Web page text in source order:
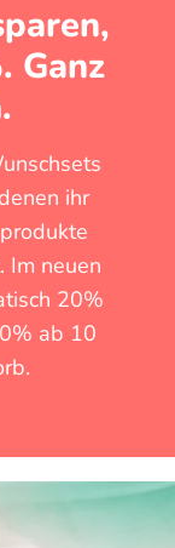
Ganz
ihr
Im neuen
20%
ab 10